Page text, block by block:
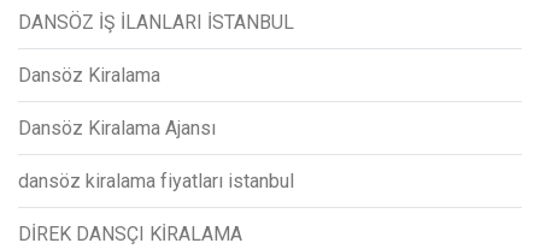
DANSÖZ İŞ İLANLARI İSTANBUL
Dansöz Kiralama
Dansöz Kiralama Ajansı
dansöz kiralama fiyatları istanbul
DİREK DANSÇI KİRALAMA